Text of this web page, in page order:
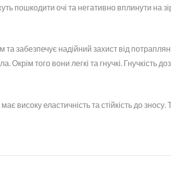
пошкодити очі та негативно вплинути на
забезпечує надійний захист від
Окрім того вони легкі та гнучкі. Гнучкість
високу еластичність та стійкість до